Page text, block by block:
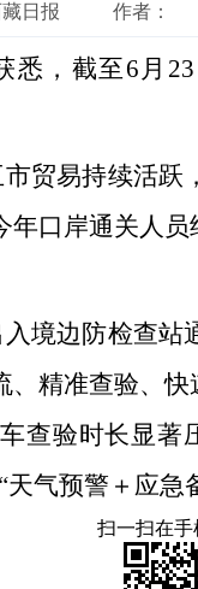
日报 作者：
，截至6月
贸易持续活
口岸通关人
境边防检查
精准查验、
查验时长显
气预警＋应
扫一扫在